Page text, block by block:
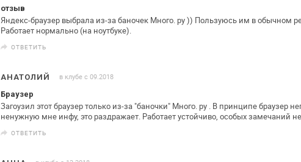
отзыв
Яндекс-браузер выбрала из-за баночек Много. ру )) Пользуюсь им в обычном
Работает нормально (на ноутбуке).
ОТВЕТИТЬ
АНАТОЛИЙ в клубе с 09.2018
Браузер
Загоузил этот браузер только из-за "баночки" Много. ру . В принципе браузер
ненужную мне инфу, это раздражает. Работает устойчиво, особых замечаний
ОТВЕТИТЬ